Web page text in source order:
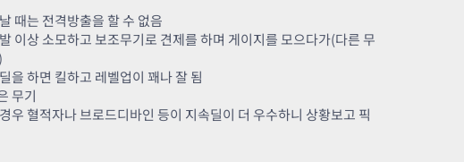
때는 전격방출을 할 수 없음
이상 소모하고 보조무기로 견제를 하며 게이지를 모으다가(다른 무
을 하면 킬하고 레벨업이 꽤나 잘 됨
무기
우 혈적자나 브로드디바인 등이 지속딜이 더 우수하니 상황보고 픽